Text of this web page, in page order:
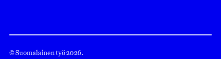
© Suomalainen työ 2026.